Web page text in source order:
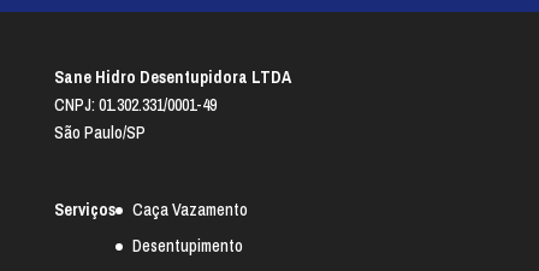
Sane Hidro Desentupidora LTDA
CNPJ: 01.302.331/0001-49
São Paulo/SP
Serviços
Caça Vazamento
Desentupimento